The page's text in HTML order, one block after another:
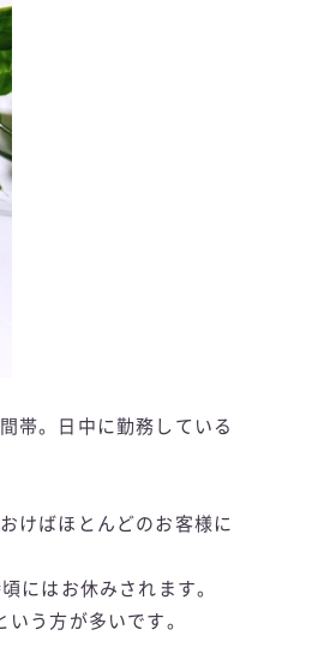
帯。日中に勤務している
けばほとんどのお客様に
にはお休みされます。
う方が多いです。